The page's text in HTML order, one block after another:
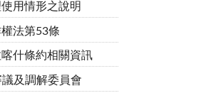
用情形之說明
法第53條
什條約相關資訊
及調解委員會